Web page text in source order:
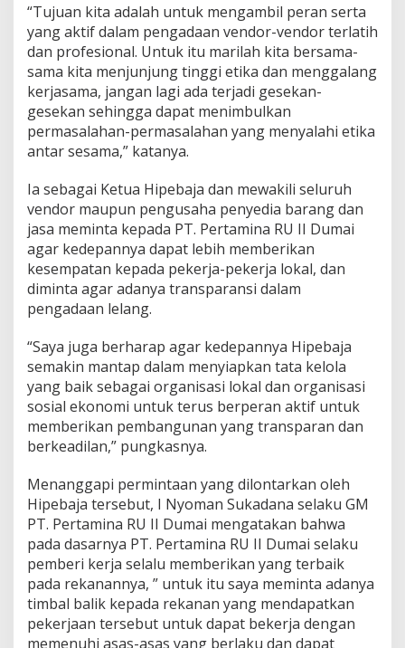
“Tujuan kita adalah untuk mengambil peran serta
yang aktif dalam pengadaan vendor-vendor terlatih
dan profesional. Untuk itu marilah kita bersama-
sama kita menjunjung tinggi etika dan menggalang
kerjasama, jangan lagi ada terjadi gesekan-
gesekan sehingga dapat menimbulkan
permasalahan-permasalahan yang menyalahi etika
antar sesama,” katanya.
Ia sebagai Ketua Hipebaja dan mewakili seluruh
vendor maupun pengusaha penyedia barang dan
jasa meminta kepada PT. Pertamina RU II Dumai
agar kedepannya dapat lebih memberikan
kesempatan kepada pekerja-pekerja lokal, dan
diminta agar adanya transparansi dalam
pengadaan lelang.
“Saya juga berharap agar kedepannya Hipebaja
semakin mantap dalam menyiapkan tata kelola
yang baik sebagai organisasi lokal dan organisasi
sosial ekonomi untuk terus berperan aktif untuk
memberikan pembangunan yang transparan dan
berkeadilan,” pungkasnya.
Menanggapi permintaan yang dilontarkan oleh
Hipebaja tersebut, I Nyoman Sukadana selaku GM
PT. Pertamina RU II Dumai mengatakan bahwa
pada dasarnya PT. Pertamina RU II Dumai selaku
pemberi kerja selalu memberikan yang terbaik
pada rekanannya, ” untuk itu saya meminta adanya
timbal balik kepada rekanan yang mendapatkan
pekerjaan tersebut untuk dapat bekerja dengan
memenuhi asas-asas yang berlaku dan dapat